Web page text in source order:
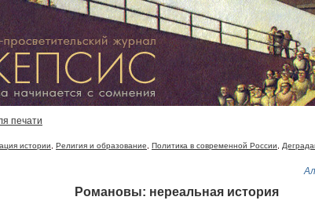
печати
истории Религия и образование Политика в современной России
Романовы: нереальная история